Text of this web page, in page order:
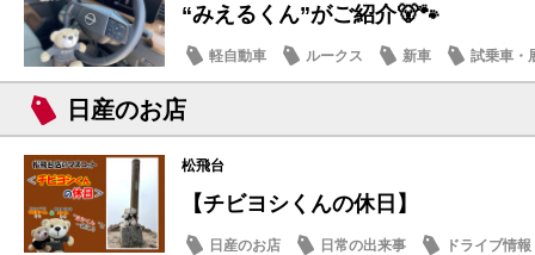
“みえるくん”がご紹介🐻🐾
軽自動車 ルークス 新車 試乗車・
日産のお店
松飛台
【チビヨシくんの休日】
日産のお店 日常の出来事 ドライブ情報